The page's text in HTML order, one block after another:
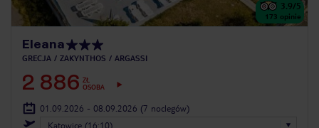
3.9/5
173 opinie
Eleana
GRECJA ZAKYNTHOS ARGASSI
2 886 ZŁ
OSOBA
01.09.2026 - 08.09.2026 (7 noclegów)
Katowice (16:10)